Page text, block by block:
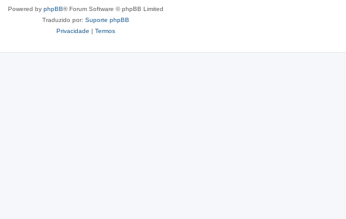
Powered by phpBB® Forum Software © phpBB Limited
Traduzido por: Suporte phpBB
Privacidade | Termos